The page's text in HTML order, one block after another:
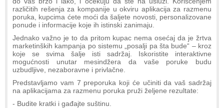
različitih rešenja za kompanije u okviru aplikacija za razmenu
poruka, kupcima ćete moći da šaljete novosti, personalizovane
ponude i informacije koje ih istinski zanimaju.
Jednako važno je to da pritom kupac nema osećaj da je žrtva
marketinških kampanja po sistemu „posalji pa šta bude“ – kroz
koje se svima šalje isti sadržaj. Iskoristite interaktivne
mogućnosti unutar mesindžera da vaše poruke budu
uzbudljive, nezaboravne i privlačne.
Predstavljamo vam 7 preporuka koji će učiniti da vaš sadržaj
na aplikacijama za razmenu poruka pruži željene rezultate:
- Budite kratki i gađajte suštinu.